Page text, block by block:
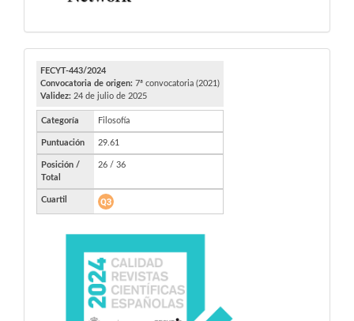
FECYT